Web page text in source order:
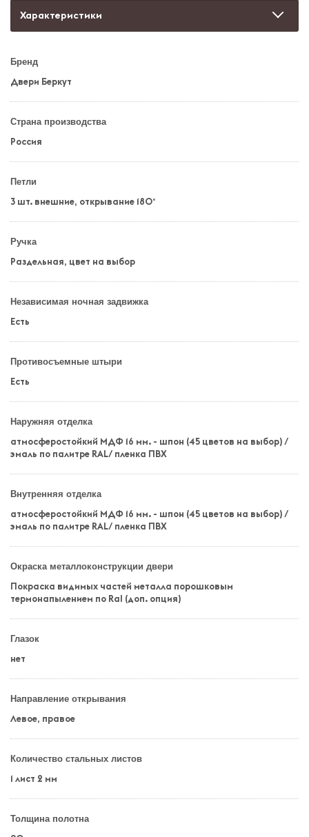
Характеристики
Бренд
Двери Беркут
Страна производства
Россия
Петли
3 шт. внешние, открывание 180°
Ручка
Раздельная, цвет на выбор
Независимая ночная задвижка
Есть
Противосъемные штыри
Есть
Наружняя отделка
атмосферостойкий МДФ 16 мм. - шпон (45 цветов на выбор) /
эмаль по палитре RAL/ пленка ПВХ
Внутренняя отделка
атмосферостойкий МДФ 16 мм. - шпон (45 цветов на выбор) /
эмаль по палитре RAL/ пленка ПВХ
Окраска металлоконструкции двери
Покраска видимых частей металла порошковым
термонапылением по Ral (доп. опция)
Глазок
нет
Направление открывания
Левое, правое
Количество стальных листов
1 лист 2 мм
Толщина полотна